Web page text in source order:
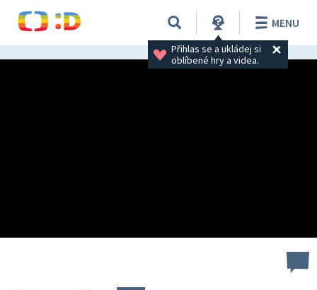
Přihlas se a ukládej si
oblíbené hry a videa.
MENU